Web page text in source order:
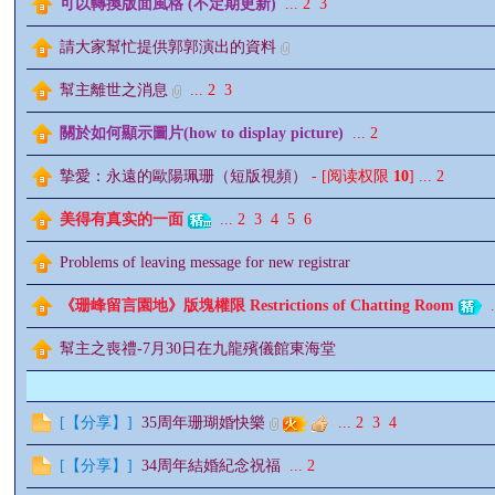
可以轉換版面風格 (不定期更新) ... 2 3
請大家幫忙提供郭郭演出的資料
幫主離世之消息 ... 2 3
關於如何顯示圖片(how to display picture) ... 2
摯愛：永遠的歐陽珮珊（短版視頻） - [阅读权限 10] ... 2
美得有真实的一面 ... 2 3 4 5 6
Problems of leaving message for new registrar
《珊峰留言園地》版塊權限 Restrictions of Chatting Room
幫主之喪禮-7月30日在九龍殯儀館東海堂
[ 【分享】] 35周年珊瑚婚快樂 ... 2 3 4
[ 【分享】] 34周年結婚紀念祝福 ... 2